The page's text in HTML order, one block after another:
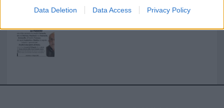
Data Deletion Data Access Privacy Policy